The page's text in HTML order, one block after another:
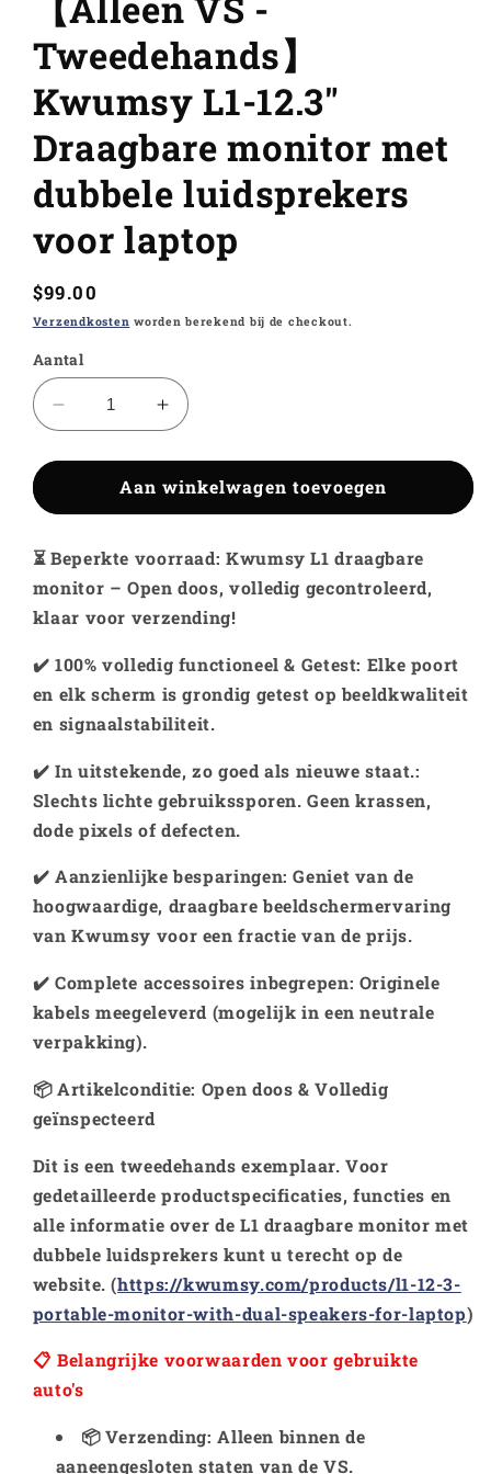
Tweedehands】
Kwumsy L1-12.3"
Draagbare monitor met
dubbele luidsprekers
voor laptop
Normale
prijs
$99.00
Verzendkosten worden berekend bij de checkout.
Aantal
Aantal
verlagen
voor
【Alleen
VS
Tweedehands】
Kwumsy
L1-
Draagbare
monitor
met
dubbele
luidsprekers
voor
laptop
Aantal
verhogen
voor
【Alleen
VS
Tweedehands】
Kwumsy
L1-
Draagbare
monitor
met
dubbele
luidsprekers
voor
laptop
Aan winkelwagen toevoegen
⏳ Beperkte voorraad: Kwumsy L1 draagbare
monitor – Open doos, volledig gecontroleerd,
klaar voor verzending!
✔️100% volledig functioneel & Getest: Elke poort
en elk scherm is grondig getest op beeldkwaliteit
en signaalstabiliteit.
✔️In uitstekende, zo goed als nieuwe staat.:
Slechts lichte gebruikssporen. Geen krassen,
dode pixels of defecten.
✔️Aanzienlijke besparingen: Geniet van de
hoogwaardige, draagbare beeldschermervaring
van Kwumsy voor een fractie van de prijs.
✔️Complete accessoires inbegrepen: Originele
kabels meegeleverd (mogelijk in een neutrale
verpakking).
📦Artikelconditie: Open doos & Volledig
geïnspecteerd
Dit is een tweedehands exemplaar. Voor
gedetailleerde productspecificaties, functies en
alle informatie over de L1 draagbare monitor met
dubbele luidsprekers kunt u terecht op de
website. (https://kwumsy.com/products/l1-12-3-
portable-monitor-with-dual-speakers-for-laptop)
📋 Belangrijke voorwaarden voor gebruikte
auto's
📦 Verzending: Alleen binnen de
aaneengesloten staten van de VS.